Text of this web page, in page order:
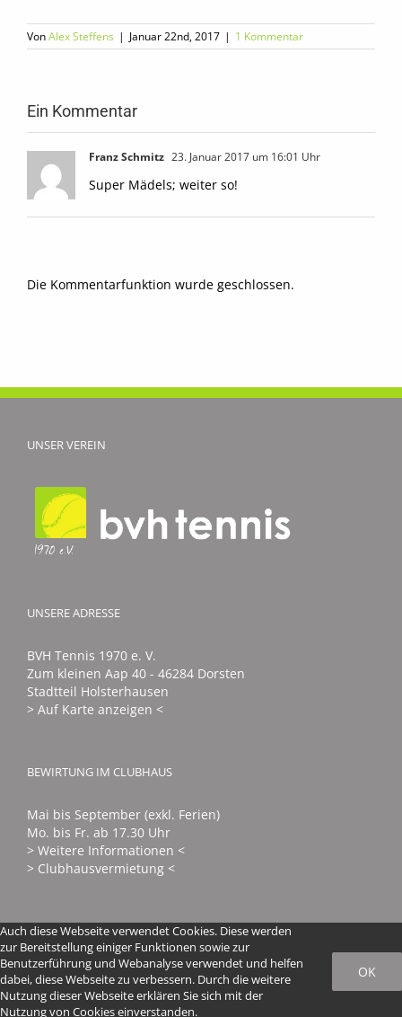
VonAlex Steffens | Januar 22nd, 2017 | 1 Kommentar
Ein Kommentar
Franz Schmitz 23. Januar 2017 um 16:01 Uhr
Super Mädels; weiter so!
Die Kommentarfunktion wurde geschlossen.
UNSER VEREIN
UNSERE ADRESSE
BVH Tennis 1970 e. V.
Zum kleinen Aap 40 - 46284 Dorsten
Stadtteil Holsterhausen
> Auf Karte anzeigen <
BEWIRTUNG IM CLUBHAUS
Mai bis September (exkl. Ferien)
Mo. bis Fr. ab 17.30 Uhr
> Weitere Informationen <
> Clubhausvermietung <
© 2016 - 2024 BVH Tennis 1970 e. V. | All Rights Reserved |
Impressum|Datenschutz|Login
Auch diese Webseite verwendet Cookies. Diese werden
zur Bereitstellung einiger Funktionen sowie zur
Benutzerführung und Webanalyse verwendet und helfen
dabei, diese Webseite zu verbessern. Durch die weitere
Nutzung dieser Webseite erklären Sie sich mit der
Nutzung von Cookies einverstanden.
OK